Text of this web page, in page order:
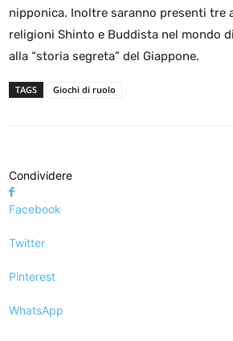
nipponica. Inoltre saranno presenti
religioni Shinto e Buddista nel mondo
alla “storia segreta” del Giappone.
TAGS Giochi di ruolo
Condividere
Facebook
Twitter
Pinterest
WhatsApp